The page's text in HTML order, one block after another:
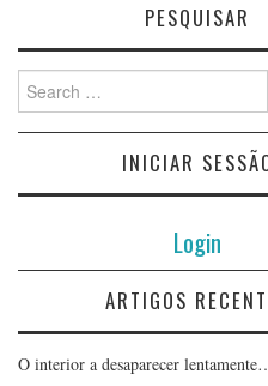
PESQUISAR
Search
for:
INICIAR
Login
ARTIGOS
O interior a desaparecer